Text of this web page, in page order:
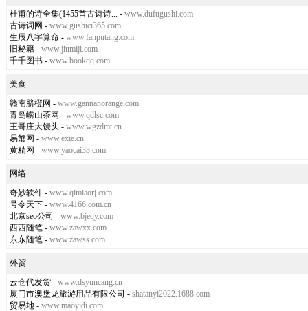
杜甫的诗全集(1455首古诗诗... - www.dufugushi.com
古诗词网 - www.gushici365.com
生辰八字算命 - www.fanputang.com
旧秘籍 - www.jiumiji.com
千千图书 - www.bookqq.com
美食
赣南脐橙网 - www.gannanorange.com
青岛崂山茶网 - www.qdlsc.com
王哥庄大馒头 - www.wgzdmt.cn
易蟹网 - www.exie.cn
黄精网 - www.yaocai33.com
网络
奇妙软件 - www.qimiaorj.com
号令天下 - www.4166.com.cn
北京seo公司 - www.bjeqy.com
西西随笔 - www.zawxx.com
东东随笔 - www.zawss.com
外贸
云仓代发货 - www.dsyuncang.cn
厦门市澳堡龙旅游用品有限公司 - shatanyi2022.1688.com
贸易地 - www.maoyidi.com